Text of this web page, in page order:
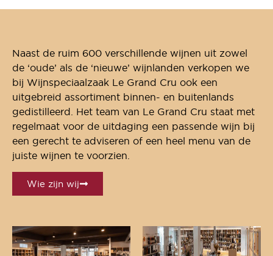
Naast de ruim 600 verschillende wijnen uit zowel
de ‘oude’ als de ‘nieuwe’ wijnlanden verkopen we
bij Wijnspeciaalzaak Le Grand Cru ook een
uitgebreid assortiment binnen- en buitenlands
gedistilleerd. Het team van Le Grand Cru staat met
regelmaat voor de uitdaging een passende wijn bij
een gerecht te adviseren of een heel menu van de
juiste wijnen te voorzien.
Wie zijn wij